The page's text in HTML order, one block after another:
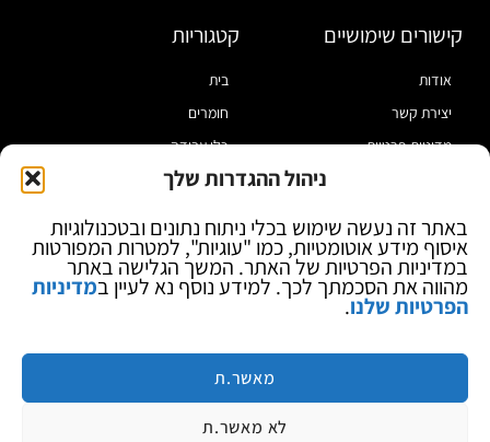
ניהול ההגדרות שלך
באתר זה נעשה שימוש בכלי ניתוח נתונים ובטכנולוגיות
איסוף מידע אוטומטיות, כמו "עוגיות", למטרות המפורטות
במדיניות הפרטיות של האתר. המשך הגלישה באתר
מהווה את הסכמתך לכך. למידע נוסף נא לעיין במדיניות
הפרטיות שלנו.
מאשר.ת
לא מאשר.ת
קישורים שימושיים
אודות
יצירת קשר
מדיניות פרטיות
בלוג
קטגוריות
בית
חומרים
כלי עבודה
מוצרי הלחמה
ספקי כח ומודדים
ציוד אופטי להגדלה
מותגים